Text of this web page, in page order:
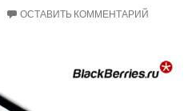
ОСТАВИТЬ КОММЕНТАРИЙ